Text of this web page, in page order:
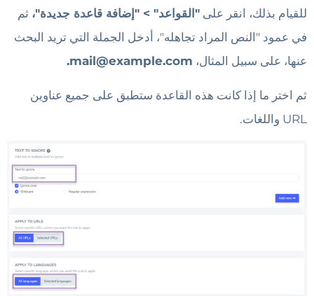
للقيام بذلك، انقر على "القواعد" > "إضافة قاعدة جديدة"، ثم
في عمود "النص المراد تجاهله"، أدخل الجملة التي تريد البحث
عنها، على سبيل المثال، mail@example.com
.
ثم اختر ما إذا كانت هذه القاعدة ستطبق على جميع عناوين
URL واللغات.